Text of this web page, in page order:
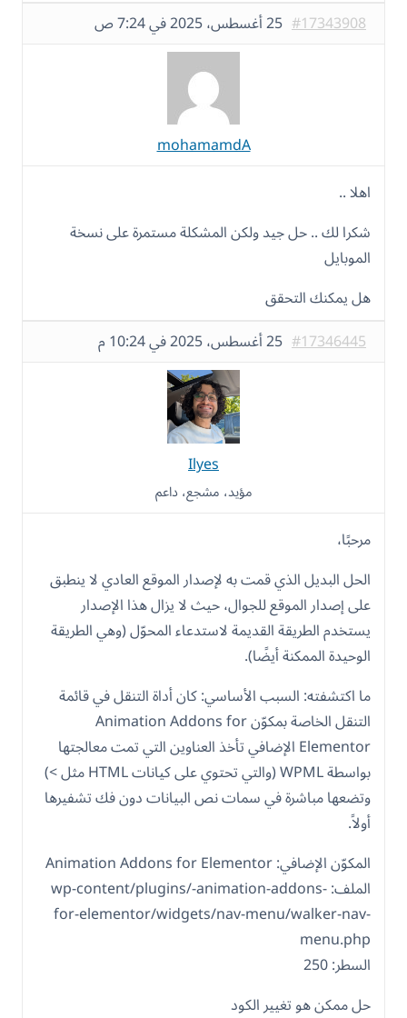
25 أغسطس، 2025 في 7:24 ص #17343908
mohamamdA
اهلا ..
شكرا لك .. حل جيد ولكن المشكلة مستمرة على نسخة
الموبايل
هل يمكنك التحقق
25 أغسطس، 2025 في 10:24 م #17346445
Ilyes
مؤيد، مشجع، داعم
مرحبًا،
الحل البديل الذي قمت به لإصدار الموقع العادي لا ينطبق
على إصدار الموقع للجوال، حيث لا يزال هذا الإصدار
يستخدم الطريقة القديمة لاستدعاء المحوّل (وهي الطريقة
الوحيدة الممكنة أيضًا).
ما اكتشفته: السبب الأساسي: كان أداة التنقل في قائمة
التنقل الخاصة بمكوّن Animation Addons for
Elementor الإضافي تأخذ العناوين التي تمت معالجتها
بواسطة WPML (والتي تحتوي على كيانات HTML مثل >)
وتضعها مباشرة في سمات نص البيانات دون فك تشفيرها
أولاً.
المكوّن الإضافي: Animation Addons for Elementor
الملف: wp-content/plugins/-animation-addons-
for-elementor/widgets/nav-menu/walker-nav-
menu.php
السطر: 250
حل ممكن هو تغيير الكود